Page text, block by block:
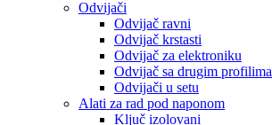
Odvijači
Odvijač ravni
Odvijač krstasti
Odvijač za elektroniku
Odvijač sa drugim profilima
Odvijači u setu
Alati za rad pod naponom
Ključ izolovani